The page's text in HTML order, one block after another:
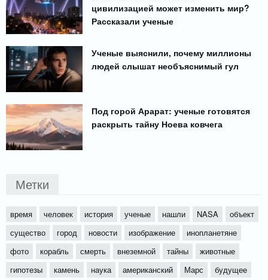
цивилизацией может изменить мир?
Рассказали ученые
Ученые выяснили, почему миллионы
людей слышат необъяснимый гул
Под горой Арарат: ученые готовятся
раскрыть тайну Ноева ковчега
Метки
время человек история ученые нашли NASA
объект
существо
город новости изображение
инопланетяне
фото
корабль смерть внеземной тайны
животные
гипотезы
камень наука американский Марс будущее